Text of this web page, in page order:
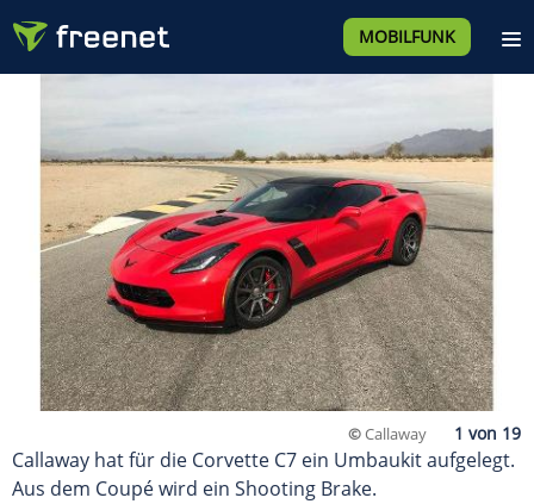
MOBILFUNK
©Callaway
Callaway hat für die Corvette C7 ein Umbaukit aufgelegt.
Aus dem Coupé wird ein Shooting Brake.